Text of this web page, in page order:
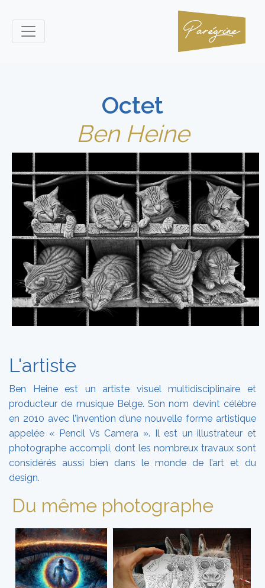
Octet
Ben Heine
L'artiste
Ben Heine est un artiste visuel multidisciplinaire et
producteur de musique Belge. Son nom devint célèbre
en 2010 avec l’invention d’une nouvelle forme artistique
appelée « Pencil Vs Camera ». Il est un illustrateur et
photographe accompli, dont les nombreux travaux sont
considérés aussi bien dans le monde de l’art et du
design.
Du même photographe